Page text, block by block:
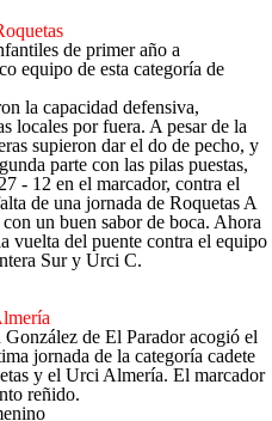
de primer año a
equipo de esta categoría de
la capacidad defensiva,
locales por fuera. A pesar de la
supieron dar el do de pecho, y
parte con las pilas puestas,
- 12 en el marcador, contra el
de una jornada de Roquetas A
un buen sabor de boca. Ahora
vuelta del puente contra el equipo
Sur y Urci C.
de El Parador acogió el
jornada de la categoría cadete
y el Urci Almería. El marcador
reñido.